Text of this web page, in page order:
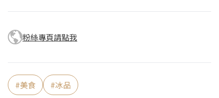
粉絲專頁請點我
#美食 #冰品